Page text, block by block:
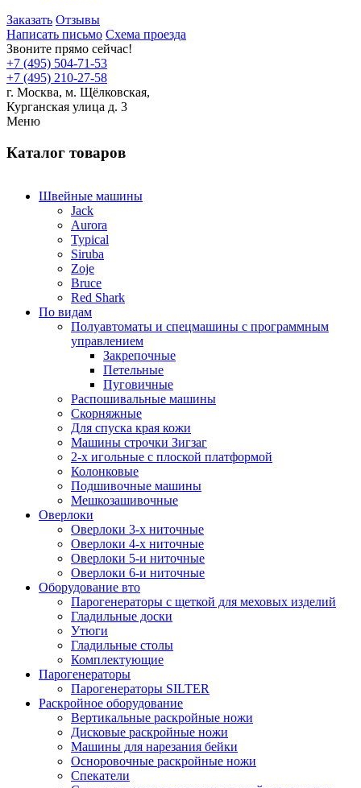
Заказать Отзывы
Написать письмо Схема проезда
Звоните прямо сейчас!
+7 (495) 504-71-53
+7 (495) 210-27-58
г. Москва, м. Щёлковская,
Курганская улица д. 3
Меню
Каталог товаров
Швейные машины
Jack
Aurora
Typical
Siruba
Zoje
Bruce
Red Shark
По видам
Полуавтоматы и спецмашины с программным
управлением
Закрепочные
Петельные
Пуговичные
Распошивальные машины
Скорняжные
Для спуска края кожи
Машины строчки Зигзаг
2-х игольные с плоской платформой
Колонковые
Подшивочные машины
Мешкозашивочные
Оверлоки
Оверлоки 3-х ниточные
Оверлоки 4-х ниточные
Оверлоки 5-и ниточные
Оверлоки 6-и ниточные
Оборудование вто
Парогенераторы с щеткой для меховых изделий
Гладильные доски
Утюги
Гладильные столы
Комплектующие
Парогенераторы
Парогенераторы SILTER
Раскройное оборудование
Вертикальные раскройные ножи
Дисковые раскройные ножи
Машины для нарезания бейки
Осноровочные раскройные ножи
Спекатели